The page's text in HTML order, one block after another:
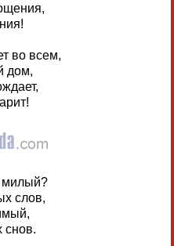
во всем,
дом,
милый?
слов,
снов.